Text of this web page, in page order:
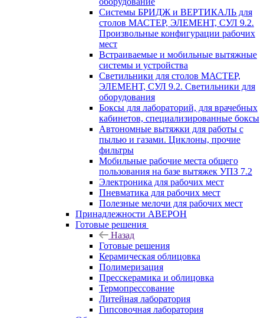
Системы БРИДЖ и ВЕРТИКАЛЬ для
столов МАСТЕР, ЭЛЕМЕНТ, СУЛ 9.2.
Произвольные конфигурации рабочих
мест
Встраиваемые и мобильные вытяжные
системы и устройства
Светильники для столов МАСТЕР,
ЭЛЕМЕНТ, СУЛ 9.2. Светильники для
оборудования
Боксы для лабораторий, для врачебных
кабинетов, специализированные боксы
Автономные вытяжки для работы с
пылью и газами. Циклоны, прочие
фильтры
Мобильные рабочие места общего
пользования на базе вытяжек УПЗ 7.2
Электроника для рабочих мест
Пневматика для рабочих мест
Полезные мелочи для рабочих мест
Принадлежности АВЕРОН
Готовые решения
Назад
Готовые решения
Керамическая облицовка
Полимеризация
Пресскерамика и облицовка
Термопрессование
Литейная лаборатория
Гипсовочная лаборатория